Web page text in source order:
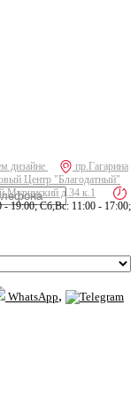
дизайне
пр.Гагарина
Центр "Благодатный"
Муринский д.34 к.1
19:00; Сб,Вс: 11:00 - 17:00;
WhatsApp,